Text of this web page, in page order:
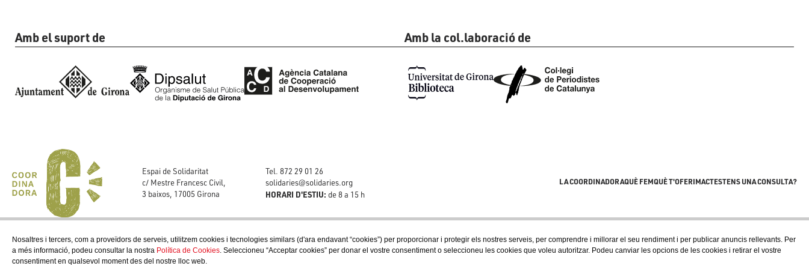
Nosaltres i tercers, com a proveïdors de serveis, utilitzem cookies i tecnologies similars (d'ara endavant “cookies”) per proporcionar i protegir els nostres serveis, per comprendre i millorar el seu rendiment i per publicar anuncis rellevants. Per
a més informació, podeu consultar la nostra Política de Cookies. Seleccioneu “Acceptar cookies” per donar el vostre consentiment o seleccioneu les cookies que voleu autoritzar. Podeu canviar les opcions de les cookies i retirar el vostre
consentiment en qualsevol moment des del nostre lloc web.
Amb el suport de Amb la col.laboració de
Espai de Solidaritat
c/ Mestre Francesc Civil,
3 baixos, 17005 Girona
Tel. 872 29 01 26
solidaries@solidaries.org
HORARI D'ESTIU: de 8 a 15 h
LA COORDINADORAQUÈ FEMQUÈ T'OFERIMACTESTENS UNA CONSULTA?
Segueix-nos a les xarxes socials